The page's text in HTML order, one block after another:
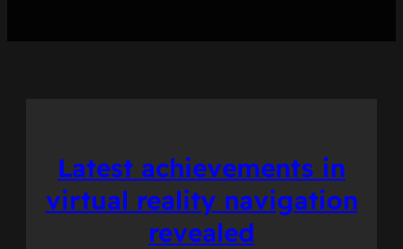
Latest achievements in
virtual reality navigation
revealed